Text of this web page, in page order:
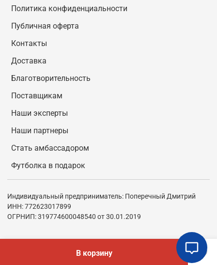
В корзину
Политика конфиденциальности
Публичная оферта
Контакты
Доставка
Благотворительность
Поставщикам
Наши эксперты
Наши партнеры
Стать амбассадором
Футболка в подарок
Индивидуальный предприниматель: Поперечный Дмитрий
ИНН: 772623017899
ОГРНИП: 319774600048540 от 30.01.2019